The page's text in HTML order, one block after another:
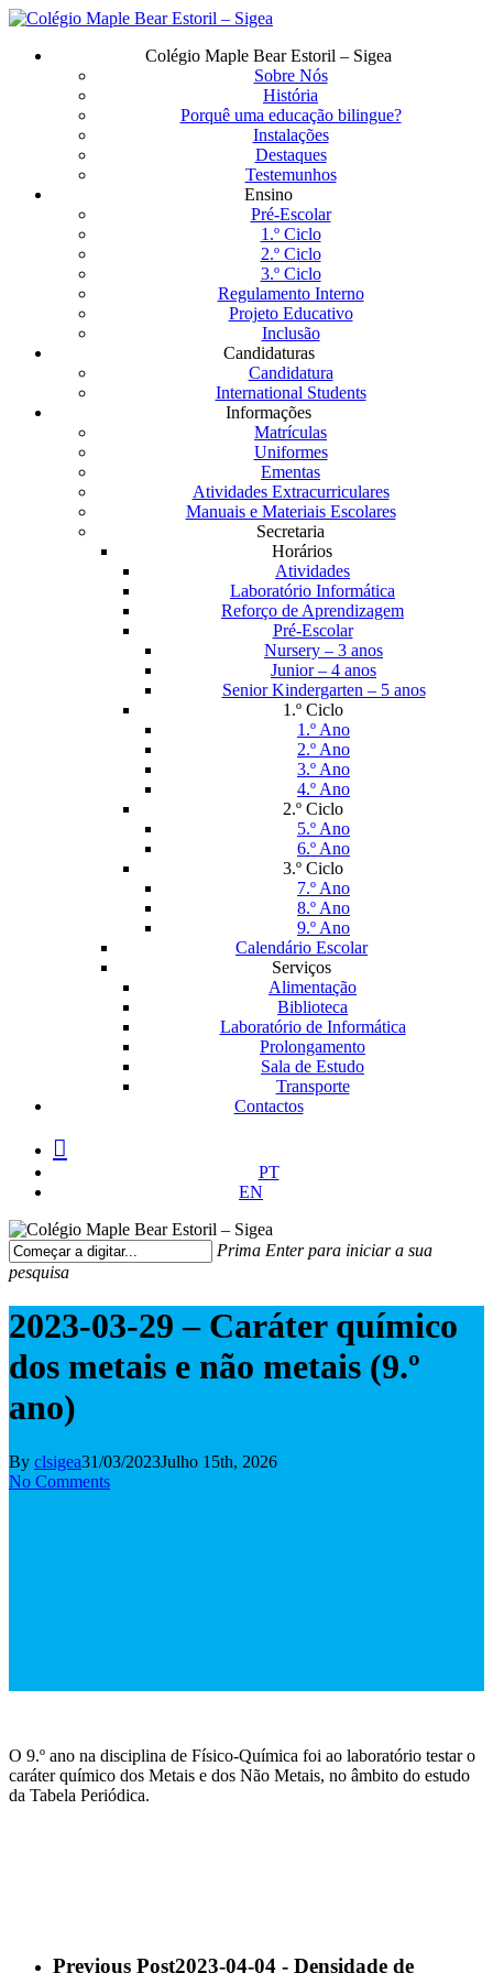
Saltar
Menu
Colégio Maple Bear Estoril – Sigea
Sobre Nós
História
Porquê uma educação bilingue?
Instalações
Destaques
Testemunhos
Ensino
Pré-Escolar
1.º Ciclo
2.º Ciclo
3.º Ciclo
Regulamento Interno
Projeto Educativo
Inclusão
Candidaturas
Candidatura
International Students
Informações
Matrículas
Uniformes
Ementas
Atividades Extracurriculares
Manuais e Materiais Escolares
Secretaria
Horários
Atividades
Laboratório Informática
Reforço de Aprendizagem
Pré-Escolar
Nursery – 3 anos
Junior – 4 anos
Senior Kindergarten – 5 anos
1.º Ciclo
1.º Ano
2.º Ano
3.º Ano
4.º Ano
2.º Ciclo
5.º Ano
6.º Ano
3.º Ciclo
7.º Ano
8.º Ano
9.º Ano
Calendário Escolar
Serviços
Alimentação
Biblioteca
Laboratório de Informática
Prolongamento
Sala de Estudo
Transporte
Contactos
facebook
instagram
medium
PT
EN
Prima Enter para iniciar a sua
pesquisa
Pesquisa
2023-03-29 – Caráter químico
dos metais e não metais (9.º
ano)
By clsigea31/03/2023Julho 15th, 2026
No Comments
O 9.º ano na disciplina de Físico-Química foi ao laboratório testar o
caráter químico dos Metais e dos Não Metais, no âmbito do estudo
da Tabela Periódica.
Previous Post2023-04-04 - Densidade de